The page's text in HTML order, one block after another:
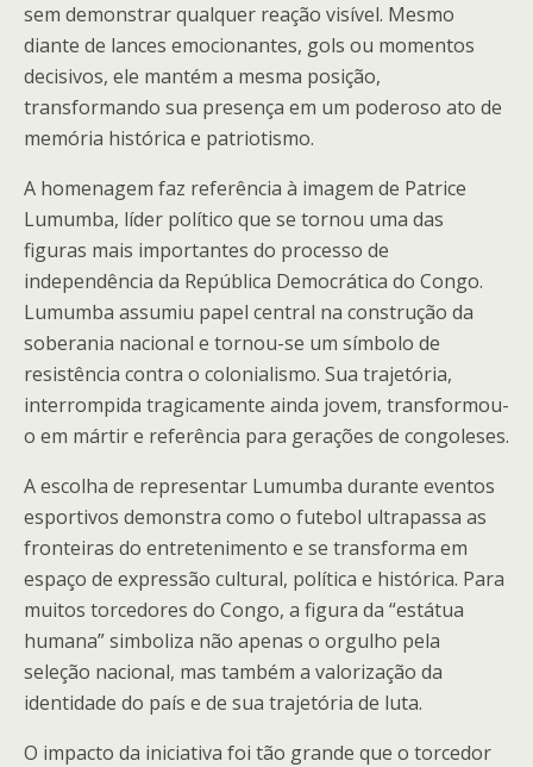
sem demonstrar qualquer reação visível. Mesmo
diante de lances emocionantes, gols ou momentos
decisivos, ele mantém a mesma posição,
transformando sua presença em um poderoso ato de
memória histórica e patriotismo.
A homenagem faz referência à imagem de Patrice
Lumumba, líder político que se tornou uma das
figuras mais importantes do processo de
independência da República Democrática do Congo.
Lumumba assumiu papel central na construção da
soberania nacional e tornou-se um símbolo de
resistência contra o colonialismo. Sua trajetória,
interrompida tragicamente ainda jovem, transformou-
o em mártir e referência para gerações de congoleses.
A escolha de representar Lumumba durante eventos
esportivos demonstra como o futebol ultrapassa as
fronteiras do entretenimento e se transforma em
espaço de expressão cultural, política e histórica. Para
muitos torcedores do Congo, a figura da “estátua
humana” simboliza não apenas o orgulho pela
seleção nacional, mas também a valorização da
identidade do país e de sua trajetória de luta.
O impacto da iniciativa foi tão grande que o torcedor